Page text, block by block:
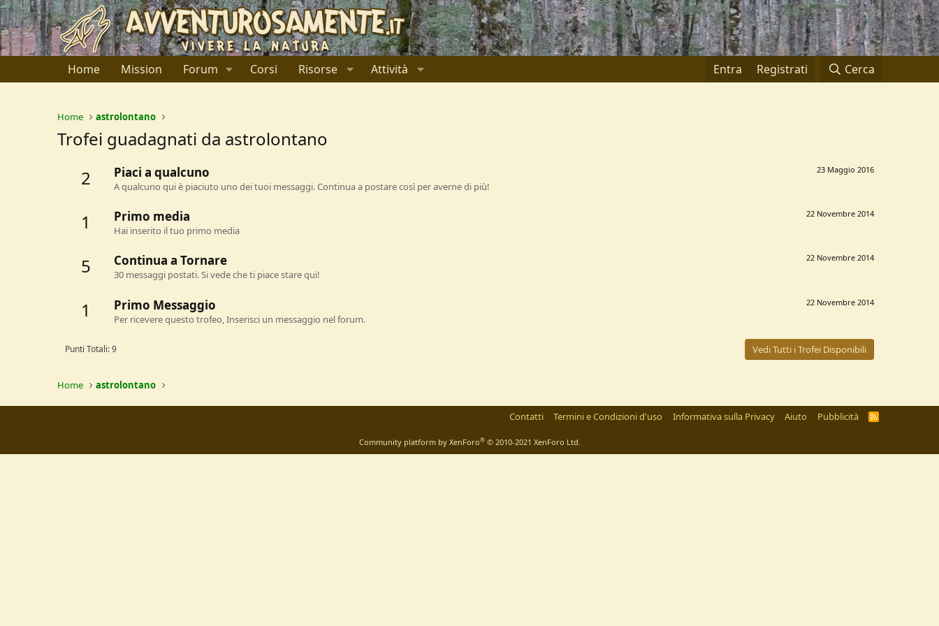
Home Mission Forum Corsi Risorse Attività Entra Registrati Cerca
Home astrolontano
Trofei guadagnati da astrolontano
2
23 Maggio 2016
Piaci a qualcuno
A qualcuno qui è piaciuto uno dei tuoi messaggi. Continua a postare così per averne di più!
1 22 Novembre 2014
Primo media
Hai inserito il tuo primo media
5 22 Novembre 2014
Continua a Tornare
30 messaggi postati. Si vede che ti piace stare qui!
1 22 Novembre 2014
Primo Messaggio
Per ricevere questo trofeo, Inserisci un messaggio nel forum.
Punti Totali: 9 Vedi Tutti i Trofei Disponibili
Home astrolontano
Contatti Termini e Condizioni d'uso Informativa sulla Privacy Aiuto Pubblicità
R
Community platform by XenForo® © 2010-2021 XenForo Ltd.